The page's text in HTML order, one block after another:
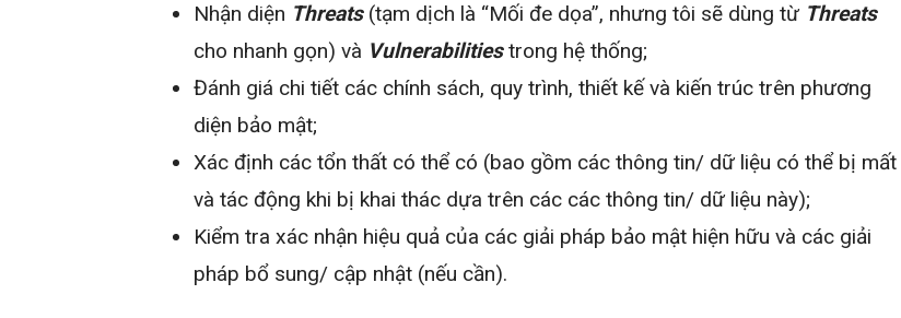
Nhận diện Threats(tạm dịch là “Mối đe dọa”, nhưng tôi sẽ dùng từ Threats
cho nhanh gọn) và Vulnerabilitiestrong hệ thống;
Đánh giá chi tiết các chính sách, quy trình, thiết kế và kiến trúc trên phương
diện bảo mật;
Xác định các tổn thất có thể có (bao gồm các thông tin/ dữ liệu có thể bị mất
và tác động khi bị khai thác dựa trên các các thông tin/ dữ liệu này);
Kiểm tra xác nhận hiệu quả của các giải pháp bảo mật hiện hữu và các giải
pháp bổ sung/ cập nhật (nếu cần).